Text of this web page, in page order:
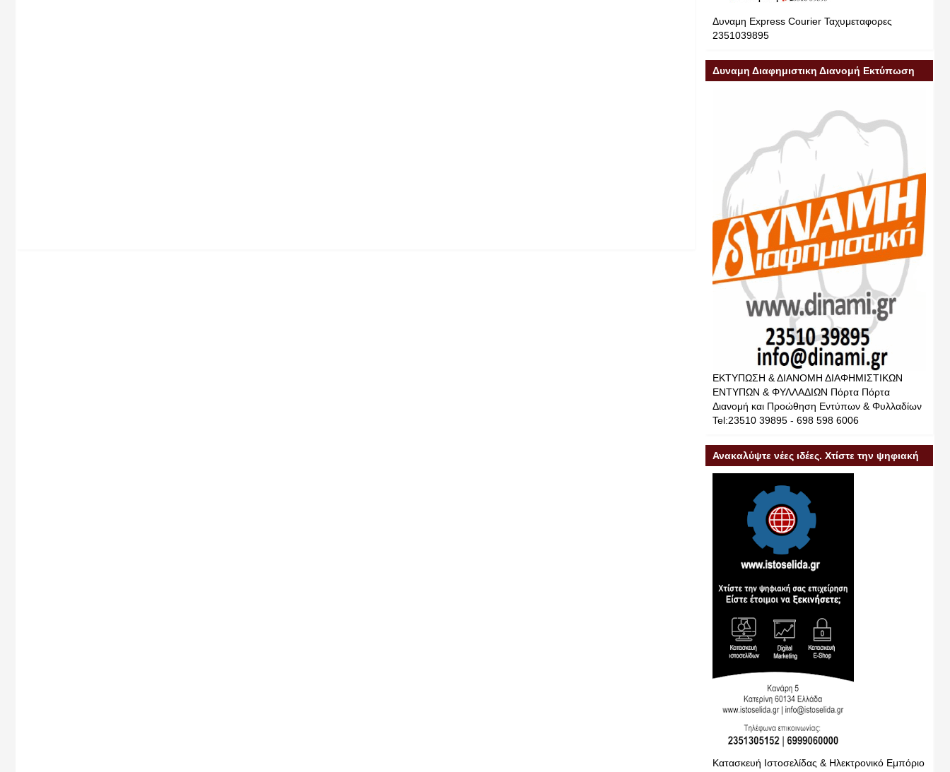
Δυναμη Express Courier Ταχυμεταφορες
2351039895
Δυναμη Διαφημιστικη Διανομή Εκτύπωση
ΕΚΤΥΠΩΣΗ & ΔΙΑΝΟΜΗ ΔΙΑΦΗΜΙΣΤΙΚΩΝ
ΕΝΤΥΠΩΝ & ΦΥΛΛΑΔΙΩΝ Πόρτα Πόρτα
Διανομή και Προώθηση Εντύπων & Φυλλαδίων
Tel:23510 39895 - 698 598 6006
Ανακαλύψτε νέες ιδέες. Χτίστε την ψηφιακή
σας επιχείρηση
Κατασκευή Ιστοσελίδας & Ηλεκτρονικό Εμπόριο